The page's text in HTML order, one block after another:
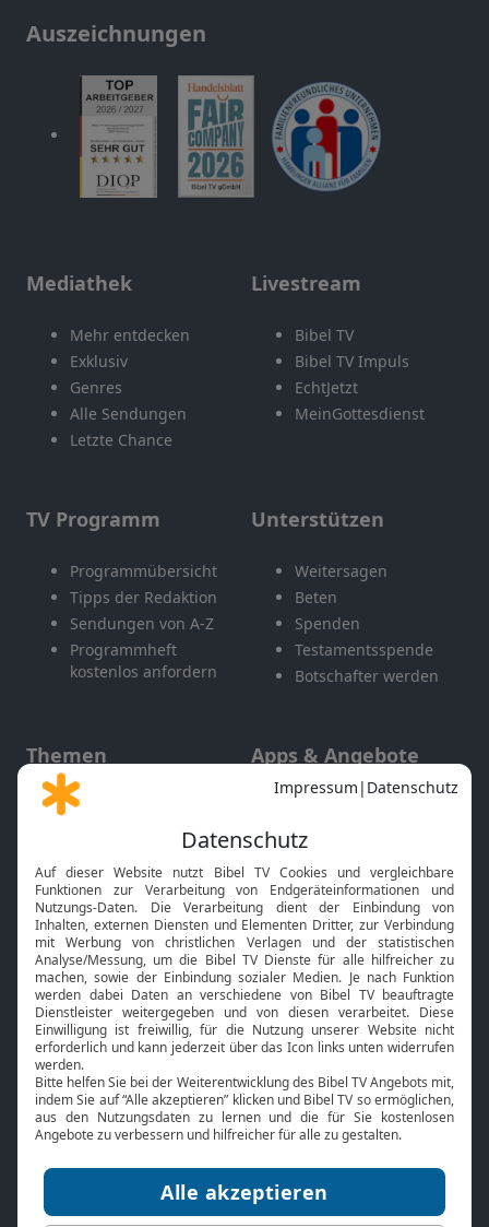
Auszeichnungen
Mediathek
Mehr entdecken
Exklusiv
Genres
Alle Sendungen
Letzte Chance
Livestream
Bibel TV
Bibel TV Impuls
EchtJetzt
MeinGottesdienst
TV Programm
Programmübersicht
Tipps der Redaktion
Sendungen von A-Z
Programmheft
kostenlos anfordern
Unterstützen
Weitersagen
Beten
Spenden
Testamentsspende
Botschafter werden
Themen
Gott und Bibel erklärt
Neuigkeiten
Apps & Angebote
Mobile App
Smart TV
HbbTV
Bibelthek Online-Bibel
Nächster Gottesdienst
Bibel TV
Über uns
Jobs
Mediadaten
Service
Kontakt
TV-Empfang